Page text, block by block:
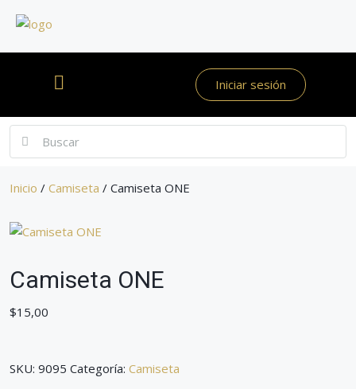
Iniciar sesión
Inicio / Camiseta / Camiseta ONE
Camiseta ONE
$15,00
SKU: 9095 Categoría: Camiseta